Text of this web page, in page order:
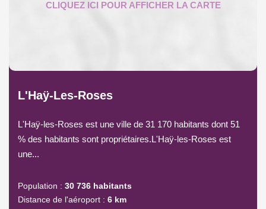
L'Haÿ-Les-Roses
L'Haÿ-les-Roses est une ville de 31 170 habitants dont 51
% des habitants sont propriétaires.L'Haÿ-les-Roses est
une...
Population : 30 736 habitants
Distance de l'aéroport : 6 km